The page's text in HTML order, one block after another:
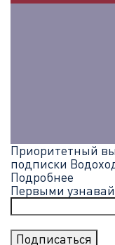
Приоритетный
подписки
Подробнее
Первыми